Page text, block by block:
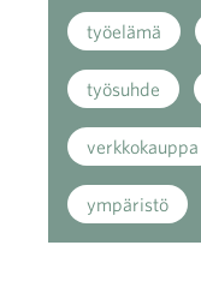
työelämä
työsuhde
verkkokauppa
ympäristö